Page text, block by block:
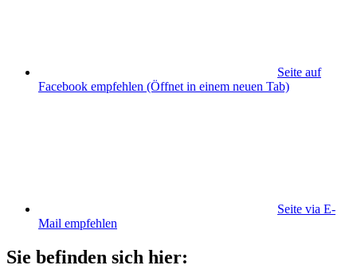
Seite auf
Facebook empfehlen (Öffnet in einem neuen Tab)
Seite via E-
Mail empfehlen
Sie befinden sich hier: